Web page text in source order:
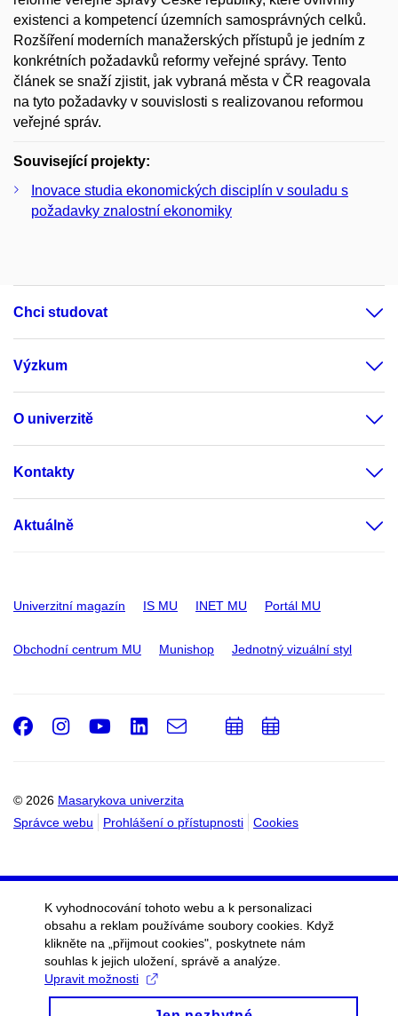
existenci a kompetencí územních samosprávných celků.
Rozšíření moderních manažerských přístupů je jedním z
konkrétních požadavků reformy veřejné správy. Tento
článek se snaží zjistit, jak vybraná města v ČR reagovala
na tyto požadavky v souvislosti s realizovanou reformou
veřejné správ.
Související projekty:
Inovace studia ekonomických disciplín v souladu s
požadavky znalostní ekonomiky
Chci studovat
Výzkum
O univerzitě
Kontakty
Aktuálně
Univerzitní magazín IS MU INET MU Portál MU
Obchodní centrum MU Munishop Jednotný vizuální styl
© 2026 Masarykova univerzita
Správce webu
Prohlášení o přístupnosti Cookies
Facebook
Instagram
Youtube
LinkedIn
e-
Email
PřidatPřidat
K vyhodnocování tohoto webu a k personalizaci
obsahu a reklam používáme soubory cookies. Když
klikněte na „přijmout cookies", poskytnete nám
souhlas k jejich uložení, správě a analýze.
Upravit možnosti